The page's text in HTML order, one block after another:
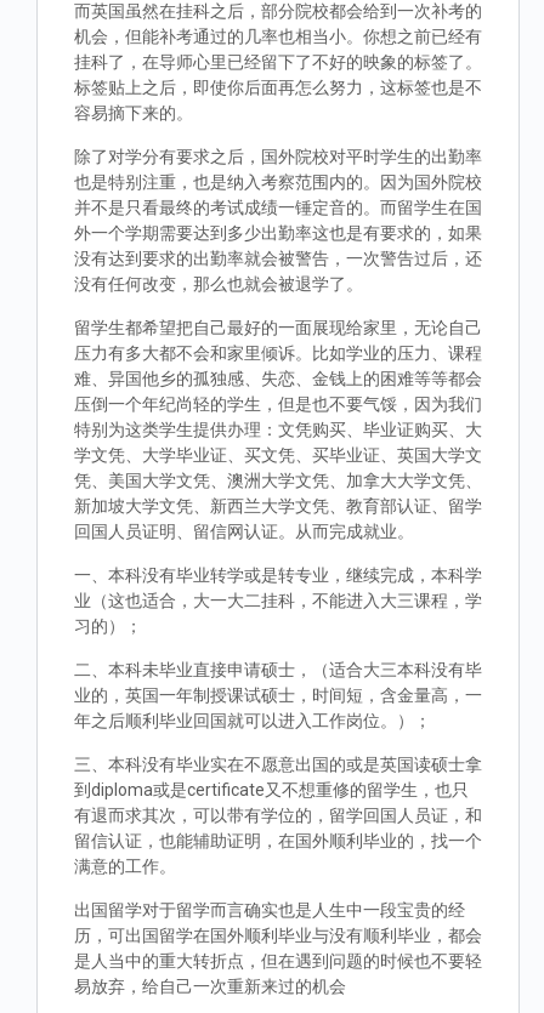
而英国虽然在挂科之后，部分院校都会给到一次补考的
机会，但能补考通过的几率也相当小。你想之前已经有
挂科了，在导师心里已经留下了不好的映象的标签了。
标签贴上之后，即使你后面再怎么努力，这标签也是不
容易摘下来的。
除了对学分有要求之后，国外院校对平时学生的出勤率
也是特别注重，也是纳入考察范围内的。因为国外院校
并不是只看最终的考试成绩一锤定音的。而留学生在国
外一个学期需要达到多少出勤率这也是有要求的，如果
没有达到要求的出勤率就会被警告，一次警告过后，还
没有任何改变，那么也就会被退学了。
留学生都希望把自己最好的一面展现给家里，无论自己
压力有多大都不会和家里倾诉。比如学业的压力、课程
难、异国他乡的孤独感、失恋、金钱上的困难等等都会
压倒一个年纪尚轻的学生，但是也不要气馁，因为我们
特别为这类学生提供办理：文凭购买、毕业证购买、大
学文凭、大学毕业证、买文凭、买毕业证、英国大学文
凭、美国大学文凭、澳洲大学文凭、加拿大大学文凭、
新加坡大学文凭、新西兰大学文凭、教育部认证、留学
回国人员证明、留信网认证。从而完成就业。
一、本科没有毕业转学或是转专业，继续完成，本科学
业（这也适合，大一大二挂科，不能进入大三课程，学
习的）；
二、本科未毕业直接申请硕士，（适合大三本科没有毕
业的，英国一年制授课试硕士，时间短，含金量高，一
年之后顺利毕业回国就可以进入工作岗位。）；
三、本科没有毕业实在不愿意出国的或是英国读硕士拿
到diploma或是certificate又不想重修的留学生，也只
有退而求其次，可以带有学位的，留学回国人员证，和
留信认证，也能辅助证明，在国外顺利毕业的，找一个
满意的工作。
出国留学对于留学而言确实也是人生中一段宝贵的经
历，可出国留学在国外顺利毕业与没有顺利毕业，都会
是人当中的重大转折点，但在遇到问题的时候也不要轻
易放弃，给自己一次重新来过的机会